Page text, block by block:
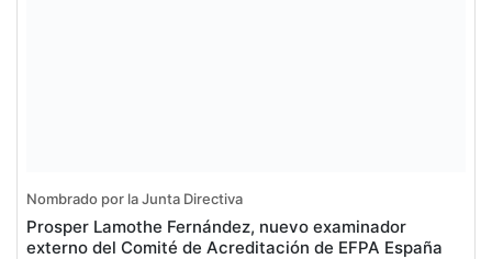
Nombrado por la Junta Directiva
Prosper Lamothe Fernández, nuevo examinador
externo del Comité de Acreditación de EFPA España